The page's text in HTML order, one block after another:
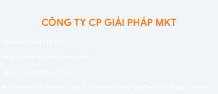
CÔNG TY CP GIẢI PHÁP MKT